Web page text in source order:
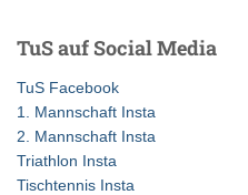
n
n
a
c
h
:
TuS auf Social Media
TuS Facebook
1. Mannschaft Insta
2. Mannschaft Insta
Triathlon Insta
Tischtennis Insta